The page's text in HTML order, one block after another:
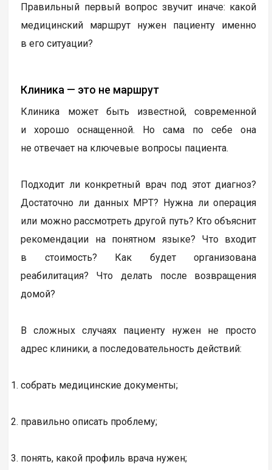
Правильный первый вопрос звучит иначе: какой
медицинский маршрут нужен пациенту именно
в его ситуации?
Клиника — это не маршрут
Клиника может быть известной, современной
и хорошо оснащенной. Но сама по себе она
не отвечает на ключевые вопросы пациента.
Подходит ли конкретный врач под этот диагноз?
Достаточно ли данных МРТ? Нужна ли операция
или можно рассмотреть другой путь? Кто объяснит
рекомендации на понятном языке? Что входит
в стоимость? Как будет организована
реабилитация? Что делать после возвращения
домой?
В сложных случаях пациенту нужен не просто
адрес клиники, а последовательность действий:
собрать медицинские документы;
правильно описать проблему;
понять, какой профиль врача нужен;